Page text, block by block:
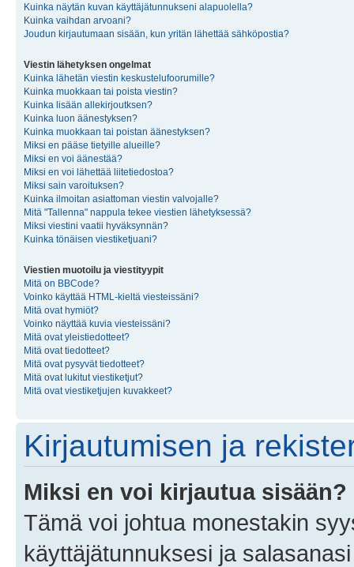
Kuinka näytän kuvan käyttäjätunnukseni alapuolella?
Kuinka vaihdan arvoani?
Joudun kirjautumaan sisään, kun yritän lähettää sähköpostia?
Viestin lähetyksen ongelmat
Kuinka lähetän viestin keskustelufoorumille?
Kuinka muokkaan tai poista viestin?
Kuinka lisään allekirjoutksen?
Kuinka luon äänestyksen?
Kuinka muokkaan tai poistan äänestyksen?
Miksi en pääse tietyille alueille?
Miksi en voi äänestää?
Miksi en voi lähettää liitetiedostoa?
Miksi sain varoituksen?
Kuinka ilmoitan asiattoman viestin valvojalle?
Mitä "Tallenna" nappula tekee viestien lähetyksessä?
Miksi viestini vaatii hyväksynnän?
Kuinka tönäisen viestiketjuani?
Viestien muotoilu ja viestityypit
Mitä on BBCode?
Voinko käyttää HTML-kieltä viesteissäni?
Mitä ovat hymiöt?
Voinko näyttää kuvia viesteissäni?
Mitä ovat yleistiedotteet?
Mitä ovat tiedotteet?
Mitä ovat pysyvät tiedotteet?
Mitä ovat lukitut viestiketjut?
Mitä ovat viestiketjujen kuvakkeet?
Kirjautumisen ja
Miksi en voi kirjautua sisään?
Tämä voi johtua monestakin
käyttäjätunnuksesi ja